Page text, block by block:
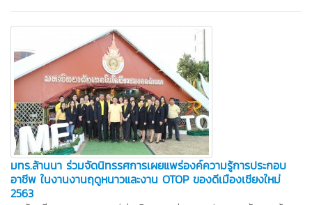
มทร.ล้านนา ร่วมจัดนิทรรศการเผยแพร่องค์ความรู้การประกอบ
อาชีพ ในงานงานฤดูหนาวและงาน OTOP ของดีเมืองเชียงใหม่
2563